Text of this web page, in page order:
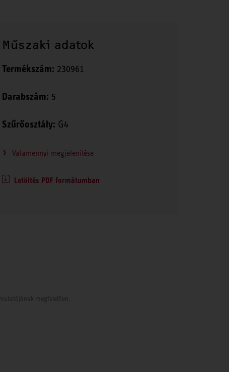
Műszaki adatok
Termékszám: 230961
Darabszám: 5
Szűrőosztály: G4
Valamennyi megjelenítése
Letöltés PDF formátumban
megfelelően.